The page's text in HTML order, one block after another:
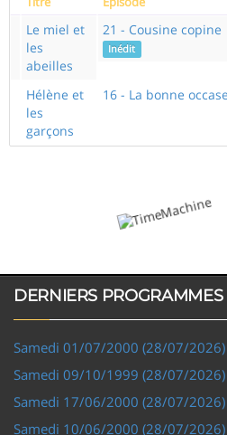
Le miel et
les
abeilles
21 - Cousine copine
Inédit
Hélène et
les
garçons
16 - La bonne occase
DERNIERS
Samedi 01/07/2000 (28/07/2026)
Samedi 09/10/1999 (28/07/2026)
Samedi 17/06/2000 (28/07/2026)
Samedi 10/06/2000 (28/07/2026)